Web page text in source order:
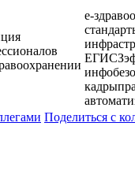
е-
ЕГИСЗ
кадры
Поделиться с